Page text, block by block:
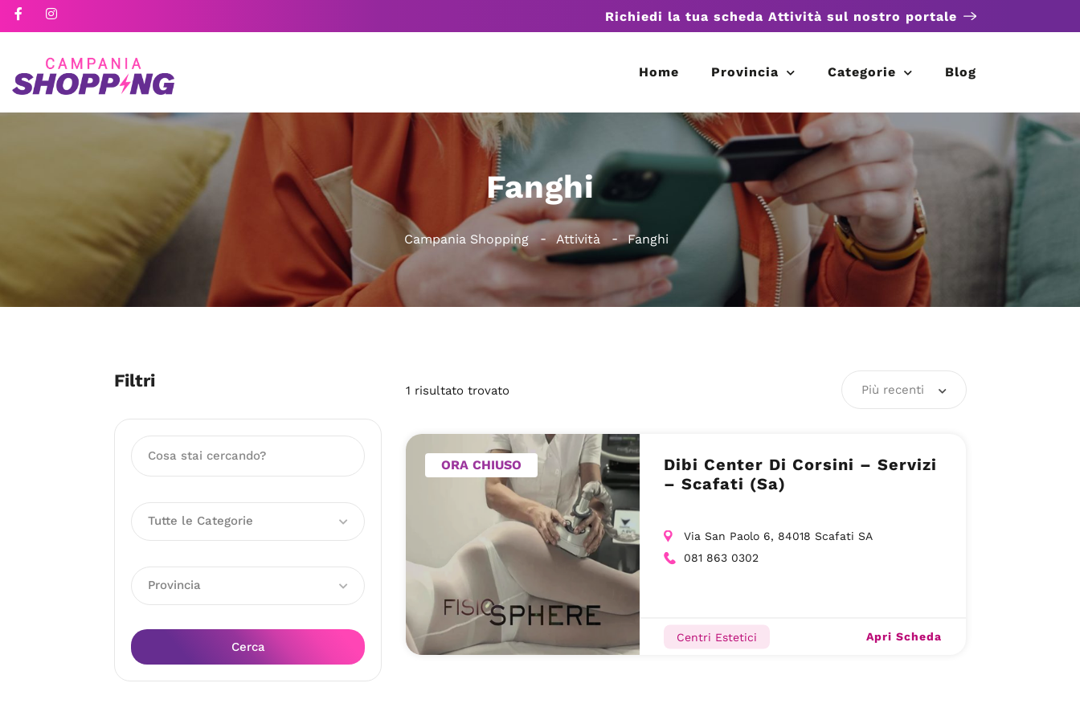
Richiedi la tua scheda Attività sul nostro portale
Home Provincia Categorie Blog
Fanghi
Campania Shopping Attività Fanghi
Filtri
Tutte le Categorie
Provincia
Cerca
1 risultato trovato Più recenti
ORA CHIUSO
Dibi Center Di Corsini – Servizi
– Scafati (Sa)
Via San Paolo 6, 84018 Scafati SA
081 863 0302
Centri Estetici Apri Scheda